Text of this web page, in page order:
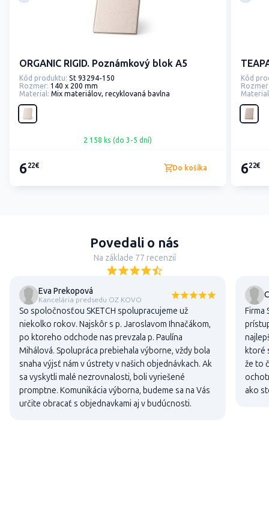
ORGANIC RIGID. Poznámkový blok A5
Kód produktu: St 93294-150
Rozmer: 140 x 200 mm
Material: Mix materiálov, recyklovaná bavlna
2 158 ks (do 3-5 dní)
622€ Do košíka
Kód
622€
Povedali o nás
Na základe 77 recenzií
Eva Prekopová
Kancelária predsedu OZ KOVO
So spoločnosťou SKETCH spolupracujeme už
niekolko rokov. Najskôr s p. Jaroslavom Ihnačákom,
po ktoreho odchode nas prevzala p. Paulína
Mihálová. Spolupráca prebiehala výborne, vždy bola
snaha výjsť nám v ústrety v našich objednávkach. Ak
sa vyskytli malé nezrovnalosti, boli vyriešené
promptne. Komunikácia výborna, budeme sa na Vás
určite obracať s objednavkami aj v budúcnosti.
Firma
ktoré
že to
ako